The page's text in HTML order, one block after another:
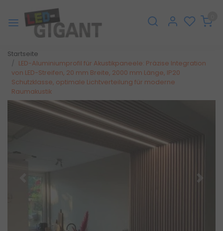
Startseite
LED-Aluminiumprofil für Akustikpaneele: Präzise Integration
von LED-Streifen, 20 mm Breite, 2000 mm Länge, IP20
Schutzklasse, optimale Lichtverteilung für moderne
Raumakustik
Zurück